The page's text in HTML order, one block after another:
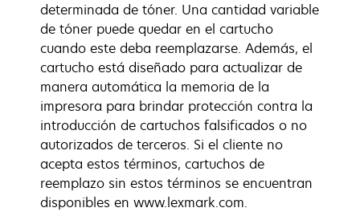
determinada de tóner. Una cantidad variable
de tóner puede quedar en el cartucho
cuando este deba reemplazarse. Además, el
cartucho está diseñado para actualizar de
manera automática la memoria de la
impresora para brindar protección contra la
introducción de cartuchos falsificados o no
autorizados de terceros. Si el cliente no
acepta estos términos, cartuchos de
reemplazo sin estos términos se encuentran
disponibles en www.lexmark.com.